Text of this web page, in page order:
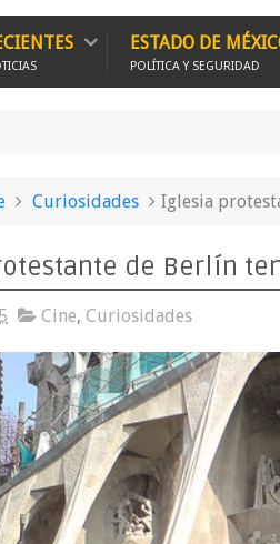
ESTADO DE
POLÍTICA Y SEGURIDAD
Curiosidades Iglesia
de Berlín
Cine, Curiosidades